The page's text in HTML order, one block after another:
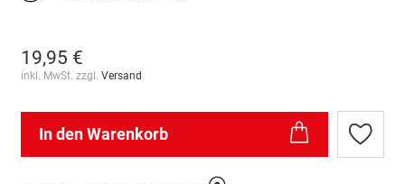
19,95 €
inkl. MwSt. zzgl. Versand
In den Warenkorb
Zur